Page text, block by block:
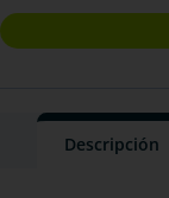
Descripción